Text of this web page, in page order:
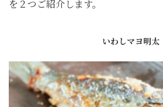
を２つご紹介します。
いわしマヨ明太